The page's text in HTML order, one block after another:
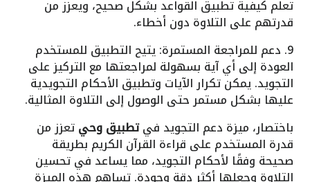
تعلم كيفية تطبيق القواعد بشكل صحيح، ويعزز من
قدرتهم على التلاوة دون أخطاء.
9. دعم للمراجعة المستمرة: يتيح التطبيق للمستخدم
العودة إلى أي آية بسهولة لمراجعتها مع التركيز على
التجويد. يمكن تكرار الآيات وتطبيق الأحكام التجويدية
عليها بشكل مستمر حتى الوصول إلى التلاوة المثالية.
باختصار، ميزة دعم التجويد فيتطبيق وحيتعزز من
قدرة المستخدم على قراءة القرآن الكريم بطريقة
صحيحة وفقًا لأحكام التجويد، مما يساعد في تحسين
التلاوة وجعلها أكثر دقة وجودة. تساهم هذه الميزة